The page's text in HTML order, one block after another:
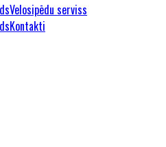
Velosipēdu serviss
Kontakti